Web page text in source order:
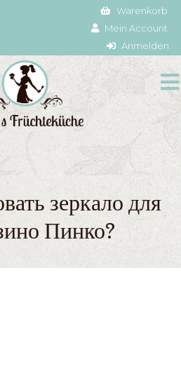
Warenkorb
Mein Account
Anmelden
зеркало для
Пинко?